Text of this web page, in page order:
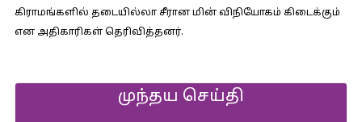
கிராமங்களில் தடையில்லா சீரான மின் விநியோகம் கிடைக்கும்
என அதிகாரிகள் தெரிவித்தனர்.
முந்தய செய்தி